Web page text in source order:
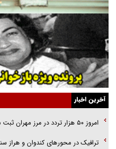
جنجال پزشکان تقلبی در صنعت زیبایی
یهودی‌ها در ادبیات داستانی اروپا؛ از
گفت‌وگو با خواهر یکی از شهدای جنگ
اهل خدمت بی‌منت بود
جزئیات شکنجه‌هایم فراتر از آن است که در
آخرین اخبار
امروز ۵۰ هزار تردد در مرز مهران ثبت شد
ترافیک در محور‌های کندوان و هراز